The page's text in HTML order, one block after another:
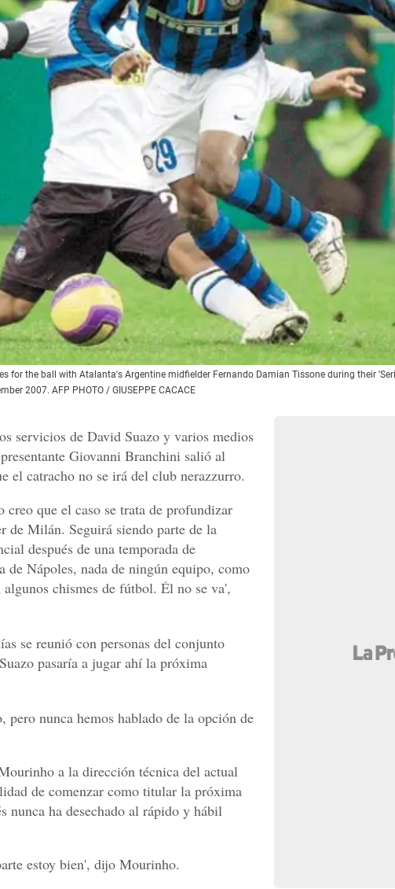
for the ball with Atalanta's Argentine midfielder Fernando Damian Tissone during their
2007. AFP PHOTO / GIUSEPPE CACACE
servicios de David Suazo y varios medios
Giovanni Branchini salió al
el catracho no se irá del club nerazzurro.
que el caso se trata de profundizar
de Milán. Seguirá siendo parte de la
después de una temporada de
de Nápoles, nada de ningún equipo, como
chismes de fútbol. Él no se va',
se reunió con personas del conjunto
pasaría a jugar ahí la próxima
nunca hemos hablado de la opción de
a la dirección técnica del actual
de comenzar como titular la próxima
nunca ha desechado al rápido y hábil
estoy bien', dijo Mourinho.